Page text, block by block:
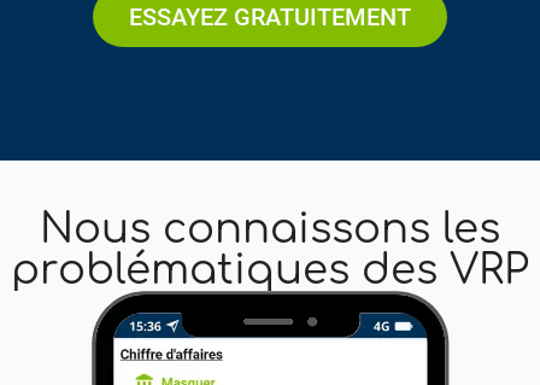
ESSAYEZ GRATUITEMENT
Nous connaissons les
problématiques des VRP